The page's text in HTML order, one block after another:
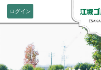
ログイン